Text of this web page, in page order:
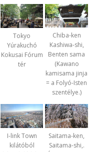
Tokyo
Yúrakuchó
Kokusai Fórum
tér
Chiba-ken
Kashiwa-shi,
Benten sama
(Kawano
kamisama jinja
= a Folyó-Isten
szentélye.)
I-link Town
kilátóból
Saitama-ken,
Saitama-shi,.